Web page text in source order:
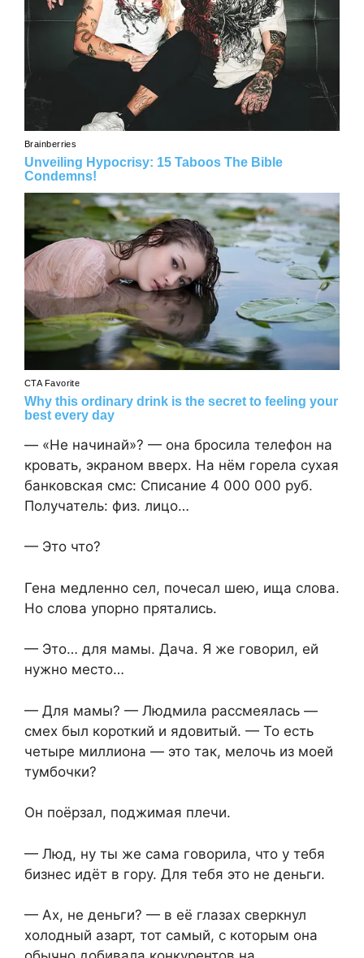
— «Не начинай»? — она бросила телефон на
кровать, экраном вверх. На нём горела сухая
банковская смс: Списание 4 000 000 руб.
Получатель: физ. лицо…
— Это что?
Гена медленно сел, почесал шею, ища слова.
Но слова упорно прятались.
— Это… для мамы. Дача. Я же говорил, ей
нужно место…
— Для мамы? — Людмила рассмеялась —
смех был короткий и ядовитый. — То есть
четыре миллиона — это так, мелочь из моей
тумбочки?
Он поёрзал, поджимая плечи.
— Люд, ну ты же сама говорила, что у тебя
бизнес идёт в гору. Для тебя это не деньги.
— Ах, не деньги? — в её глазах сверкнул
холодный азарт, тот самый, с которым она